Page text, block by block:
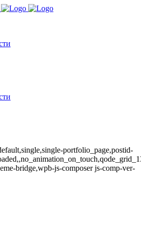
portfolio_page,postid-
bridge,wpb-js-composer js-comp-ver-